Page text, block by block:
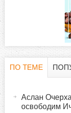
ПО ТЕМЕ
Аслан
освободим